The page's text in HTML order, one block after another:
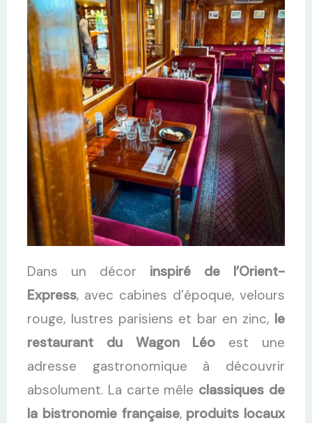
Dans un décor inspiré de l’Orient-
Express, avec cabines d’époque, velours
rouge, lustres parisiens et bar en zinc, le
restaurant du Wagon Léo est une
adresse gastronomique à découvrir
absolument. La carte mêle classiques de
la bistronomie française, produits locaux